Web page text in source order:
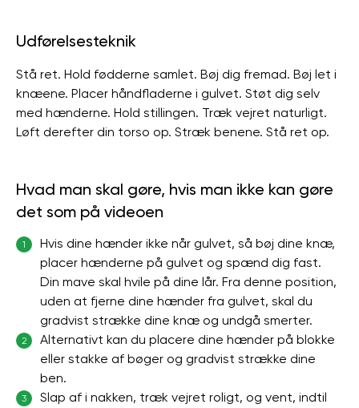
Udførelsesteknik
Stå ret. Hold fødderne samlet. Bøj dig fremad. Bøj let i
knæene. Placer håndfladerne i gulvet. Støt dig selv
med hænderne. Hold stillingen. Træk vejret naturligt.
Løft derefter din torso op. Stræk benene. Stå ret op.
Hvad man skal gøre, hvis man ikke kan gøre
det som på videoen
1
Hvis dine hænder ikke når gulvet, så bøj dine knæ,
placer hænderne på gulvet og spænd dig fast.
Din mave skal hvile på dine lår. Fra denne position,
uden at fjerne dine hænder fra gulvet, skal du
gradvist strække dine knæ og undgå smerter.
2
Alternativt kan du placere dine hænder på blokke
eller stakke af bøger og gradvist strække dine
ben.
3
Slap af i nakken, træk vejret roligt, og vent, indtil